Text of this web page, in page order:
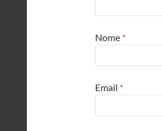
Nome *
Email *